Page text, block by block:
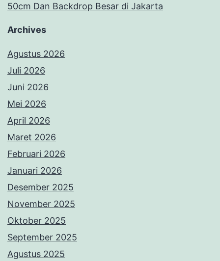
50cm Dan Backdrop Besar di Jakarta
Archives
Agustus 2026
Juli 2026
Juni 2026
Mei 2026
April 2026
Maret 2026
Februari 2026
Januari 2026
Desember 2025
November 2025
Oktober 2025
September 2025
Agustus 2025